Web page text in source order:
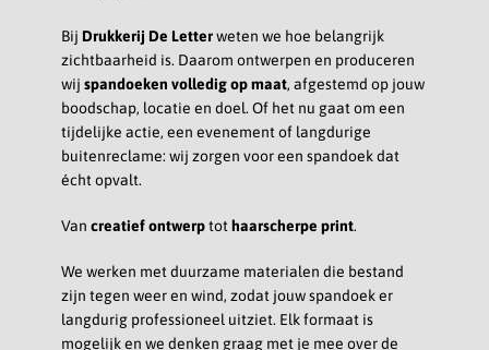
Bij Drukkerij De Letterweten we hoe belangrijk
zichtbaarheid is. Daarom ontwerpen en produceren
wijspandoeken volledig op maat, afgestemd op jouw
boodschap, locatie en doel. Of het nu gaat om een
tijdelijke actie, een evenement of langdurige
buitenreclame: wij zorgen voor een spandoek dat
écht opvalt.
Vancreatief ontwerptothaarscherpe print.
We werken met duurzame materialen die bestand
zijn tegen weer en wind, zodat jouw spandoek er
langdurig professioneel uitziet. Elk formaat is
mogelijk en we denken graag met je mee over de